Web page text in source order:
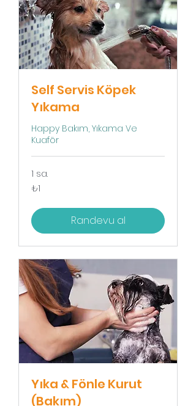
Self Servis Köpek
Yıkama
Happy Bakım, Yıkama Ve
Kuaför
1 sa.
₺1
Türk
₺1
Randevu al
Yıka & Fönle Kurut
(Bakım)